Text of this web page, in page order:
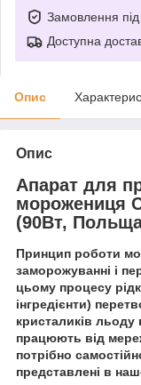
Замовлення
Доступна
Опис
Опис
Апарат для
морожениця
(90Вт,
Принцип роботи
заморожуванні і
цьому процесу
інгредієнти)
кристаликів льоду
працюють від
потрібно
представлені в